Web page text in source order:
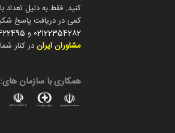
کنید. فقط به دلیل تعداد
کمی در دریافت پاسخ
02122354282 و
مشاوران ایراندر کنار
همکاری با سازمان های: